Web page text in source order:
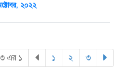
২০২২
এর ১ ১ (current)
২ (current)
৩